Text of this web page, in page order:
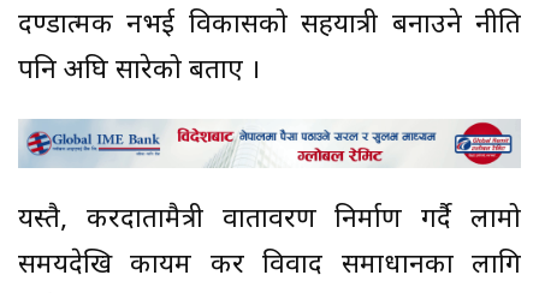
दण्डात्मक नभई विकासको सहयात्री बनाउने नीति
पनि अघि सारेको बताए ।
यस्तै, करदातामैत्री वातावरण निर्माण गर्दै लामो
समयदेखि कायम कर विवाद समाधानका लागि